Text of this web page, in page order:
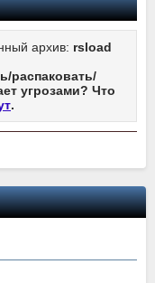
архив: rsload
распаковать/
угрозами? Что
.